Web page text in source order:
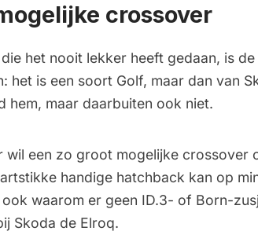
crossover
het nooit lekker heeft gedaan, is
het is een soort Golf, maar dan van
hem, maar daarbuiten ook niet.
wil een zo groot mogelijke crossover
handige hatchback kan op
waarom er geen ID.3- of Born-
Skoda de Elroq.